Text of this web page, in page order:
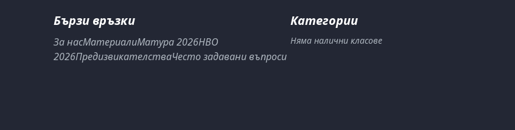
Бързи връзки
За насМатериалиМатура 2026НВО
2026ПредизвикателстваЧесто задавани въпроси
Категории
Няма налични класове